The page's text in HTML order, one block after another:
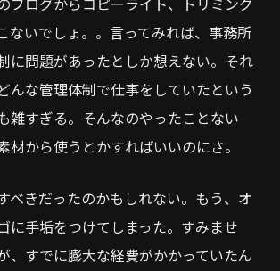
ないでしょ。。言ってみれば、事務所
に問題があったとしか想えない。それ
んな管理体制で仕事をしていたという
雑すぎる。そんなのやったことない
材から使うとかすればいいのにさ。
べきだったのかもしれない。もう、オ
に手垢をつけてしまった。すみませ
、すでに膨大な経費がかかっていたん